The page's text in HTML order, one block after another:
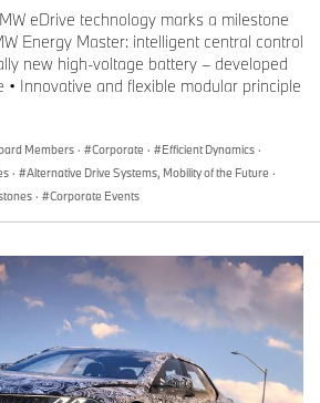
eDrive technology marks a milestone
Energy Master: intelligent central control
new high-voltage battery – developed
Innovative and flexible modular principle
Members · Corporate · Efficient Dynamics ·
· Alternative Drive Systems, Mobility of the Future ·
· Corporate Events